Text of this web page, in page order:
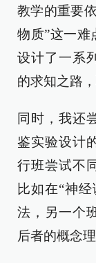
教学的重要
物质”这一难
设计了一系
的求知之路
同时，我还
鉴实验设计
行班尝试不
比如在“神
法，另一个
后者的概念